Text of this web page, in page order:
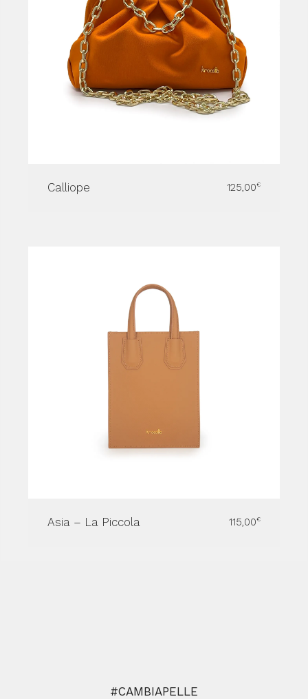
Calliope 125,00€
Asia – La Piccola 115,00€
#CAMBIAPELLE